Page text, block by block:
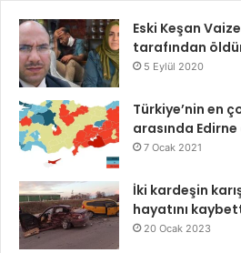
Eski Keşan
tarafından
5 Eylül 2020
Türkiye’nin en
arasında
7 Ocak 2021
İki kardeşin
hayatını
20 Ocak 2023